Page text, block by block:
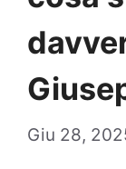
Giu 28,